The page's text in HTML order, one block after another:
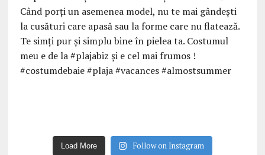
Load More Follow on Instagram